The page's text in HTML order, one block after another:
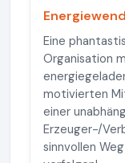
Eine
Organisation
motivierten
einer
Erzeuger-/
sinnvollen